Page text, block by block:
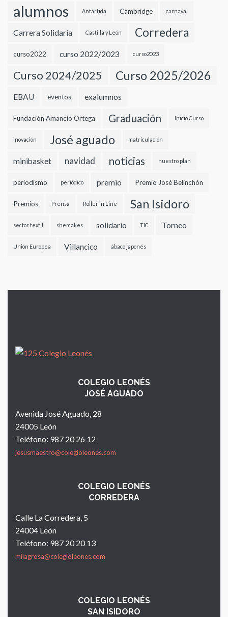
alumnos Antártida Cambridge carnaval
Carrera Solidaria Castilla y León Corredera
curso2022 curso 2022/2023 curso2023
Curso 2024/2025 Curso 2025/2026
EBAU eventos exalumnos
Fundación Amancio Ortega Graduación Inicio Curso
inovación José aguado matriculación
minibasket navidad noticias nuestro plan
periodismo periódico premio Premio José Belinchón
Premios Prensa Roller in Line San Isidoro
sector textil shemakes solidario TIC Torneo
Unión Europea Villancico ábaco japonés
COLEGIO LEONÉS
JOSÉ AGUADO
Avenida José Aguado, 28
24005 León
Teléfono: 987 20 26 12
jesusmaestro@colegioleones.com
COLEGIO LEONÉS
CORREDERA
Calle La Corredera, 5
24004 León
Teléfono: 987 20 20 13
milagrosa@colegioleones.com
COLEGIO LEONÉS
SAN ISIDORO